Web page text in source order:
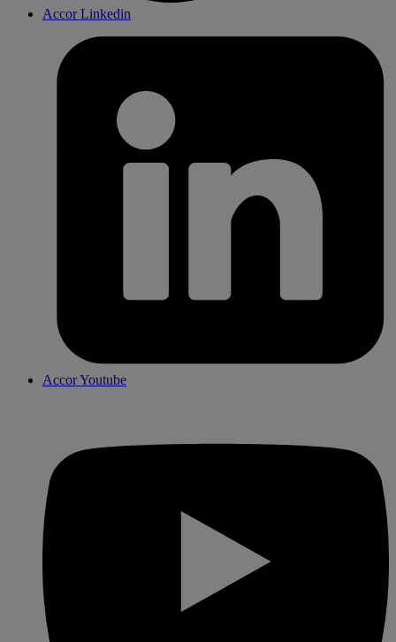
Accor Linkedin
Accor Youtube